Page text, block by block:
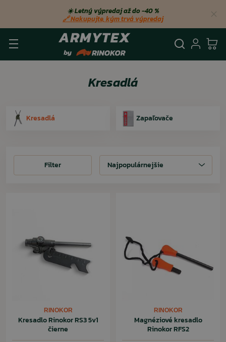
☀️ Letný výpredaj až do −40 %
🔗 Nakupujte, kým trvá výpredaj
Kresadlá
Kresadlá Zapaľovače
FilterFilter Najpopulárnejšie
RINOKOR
Kresadlo Rinokor RS3 5v1
čierne
RINOKOR
Magnéziové kresadlo
Rinokor RFS2